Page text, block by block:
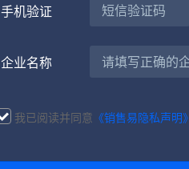
手机验证
企业名称
我已阅读并同意 《销售易隐私声明》